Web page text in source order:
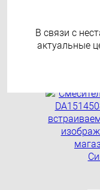
В связи с
актуальные